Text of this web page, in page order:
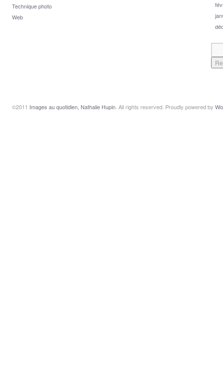
Technique photo
Web
©2011 Images au quotidien, Nathalie Hupin . All rights reserved. Proudly powered by